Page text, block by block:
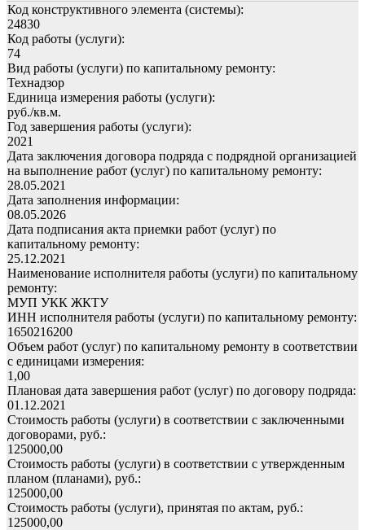
Код конструктивного элемента (системы):
24830
Код работы (услуги):
74
Вид работы (услуги) по капитальному ремонту:
Технадзор
Единица измерения работы (услуги):
руб./кв.м.
Год завершения работы (услуги):
2021
Дата заключения договора подряда с подрядной организацией
на выполнение работ (услуг) по капитальному ремонту:
28.05.2021
Дата заполнения информации:
08.05.2026
Дата подписания акта приемки работ (услуг) по
капитальному ремонту:
25.12.2021
Наименование исполнителя работы (услуги) по капитальному
ремонту:
МУП УКК ЖКТУ
ИНН исполнителя работы (услуги) по капитальному ремонту:
1650216200
Объем работ (услуг) по капитальному ремонту в соответствии
с единицами измерения:
1,00
Плановая дата завершения работ (услуг) по договору подряда:
01.12.2021
Стоимость работы (услуги) в соответствии с заключенными
договорами, руб.:
125000,00
Стоимость работы (услуги) в соответствии с утвержденным
планом (планами), руб.:
125000,00
Стоимость работы (услуги), принятая по актам, руб.:
125000,00